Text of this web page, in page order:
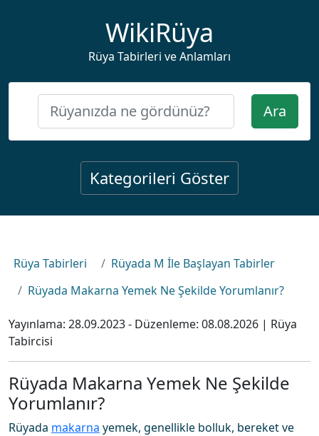
WikiRüya
Rüya Tabirleri ve Anlamları
Ara
Kategorileri Göster
Rüya Tabirleri
Rüyada M İle Başlayan Tabirler
Rüyada Makarna Yemek Ne Şekilde Yorumlanır?
Yayınlama: 28.09.2023- Düzenleme: 08.08.2026 | Rüya
Tabircisi
Rüyada Makarna Yemek Ne Şekilde
Yorumlanır?
Rüyada makarna yemek, genellikle bolluk, bereket ve